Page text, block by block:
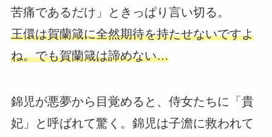
苦痛であるだけ」ときっぱり言い切る。
王儇は賀蘭箴に全然期待を持たせないですよ
ね。でも賀蘭箴は諦めない…
錦児が悪夢から目覚めると、侍女たちに「貴
妃」と呼ばれて驚く。錦児は子澹に救われて